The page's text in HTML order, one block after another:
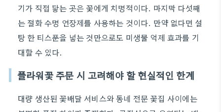
기가 직접 닿는 곳은 꽃에게 치명적이다. 마지막 다섯째
는 절화 수명 연장제를 사용하는 것이다. 만약 없다면 설
탕 한 티스푼을 넣는 것만으로도 미생물 억제 효과를 기
대할 수 있다.
플라워꽃 주문 시 고려해야 할 현실적인 한계
대량 생산된 꽃배달 서비스와 동네 전문 꽃집 사이에는